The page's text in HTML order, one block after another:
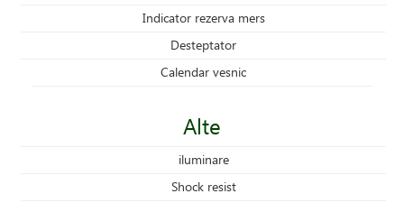
Indicator rezerva mers
Desteptator
Calendar vesnic
Alte
iluminare
Shock resist